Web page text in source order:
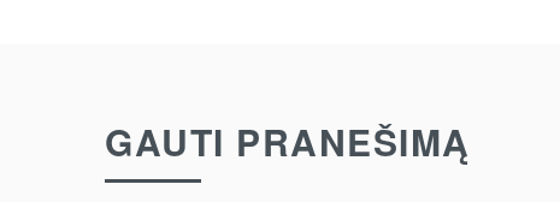
GAUTI PRANEŠIMĄ